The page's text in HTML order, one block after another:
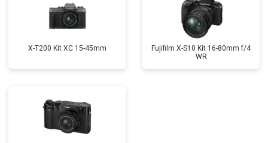
X-T200 Kit XC 15-45mm
Fujifilm X-S10 Kit 16-80mm f/4
WR